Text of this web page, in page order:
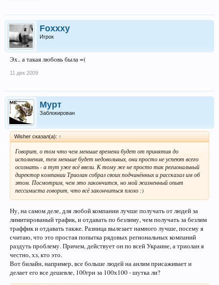
Foxxxy
Игрок
Эх.. а такая любовь была =(
11 дек 2009
Мурт
Заблокирован
Wisher сказал(а): ↑
Говорит, о том что чем меньше времени будет от принятия до
исполнения, тем меньше будет недовольных, они просто не успеют всего
осознать - а тут уже всё ввели. К тому же не просто так региональный
директор компании Триолан собрал своих подчинённых и рассказал им об
этом. Посмотрим, чем это закончится, но мой жизненный опыт
пессимиста говорит, что всё закончиться плохо :)
Ну, на самом деле, для любой компании лучше получать от людей за
лимитированый трафик, и отдавать по безлиму, чем получать за безлим
траффик и отдавать также. Разница вылезает намного лучше, посему я
считаю, что это простая попытка рядовых региональных компаний
раздуть проблему. Причем, действует он по всей Украине, а триолан я
честно, хз, кто это.
Вот билайн, например, все больше людей на анлим присаживает и
делает его все дешевле, 100грн за 100х100 - шутка ли?